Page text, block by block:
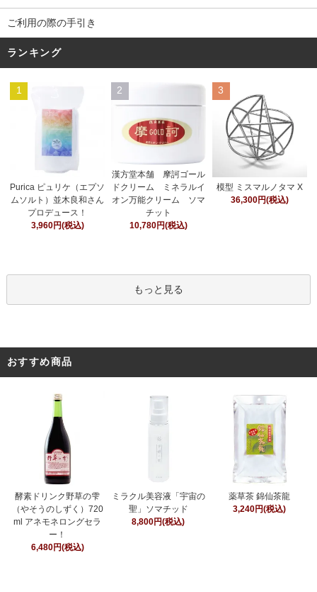
ご利用の際の手引き
ランキング
1
Purica ピュリケ（エプソ
ムソルト）並木良和さん
プロデュース！
3,960円(税込)
2
漢方堂本舗 摩訶ゴール
ドクリーム ミネラルイ
オン万能クリーム ソマ
チット
10,780円(税込)
3
模型 ミスマルノタマ X
36,300円(税込)
もっと見る
おすすめ商品
酵素ドリンク野草の雫
（やそうのしずく）720
ml アネモネロングセラ
ー！
6,480円(税込)
ミラクル美容液「宇宙の
聖」ソマチッド
8,800円(税込)
薬草茶 錦仙茶龍
3,240円(税込)